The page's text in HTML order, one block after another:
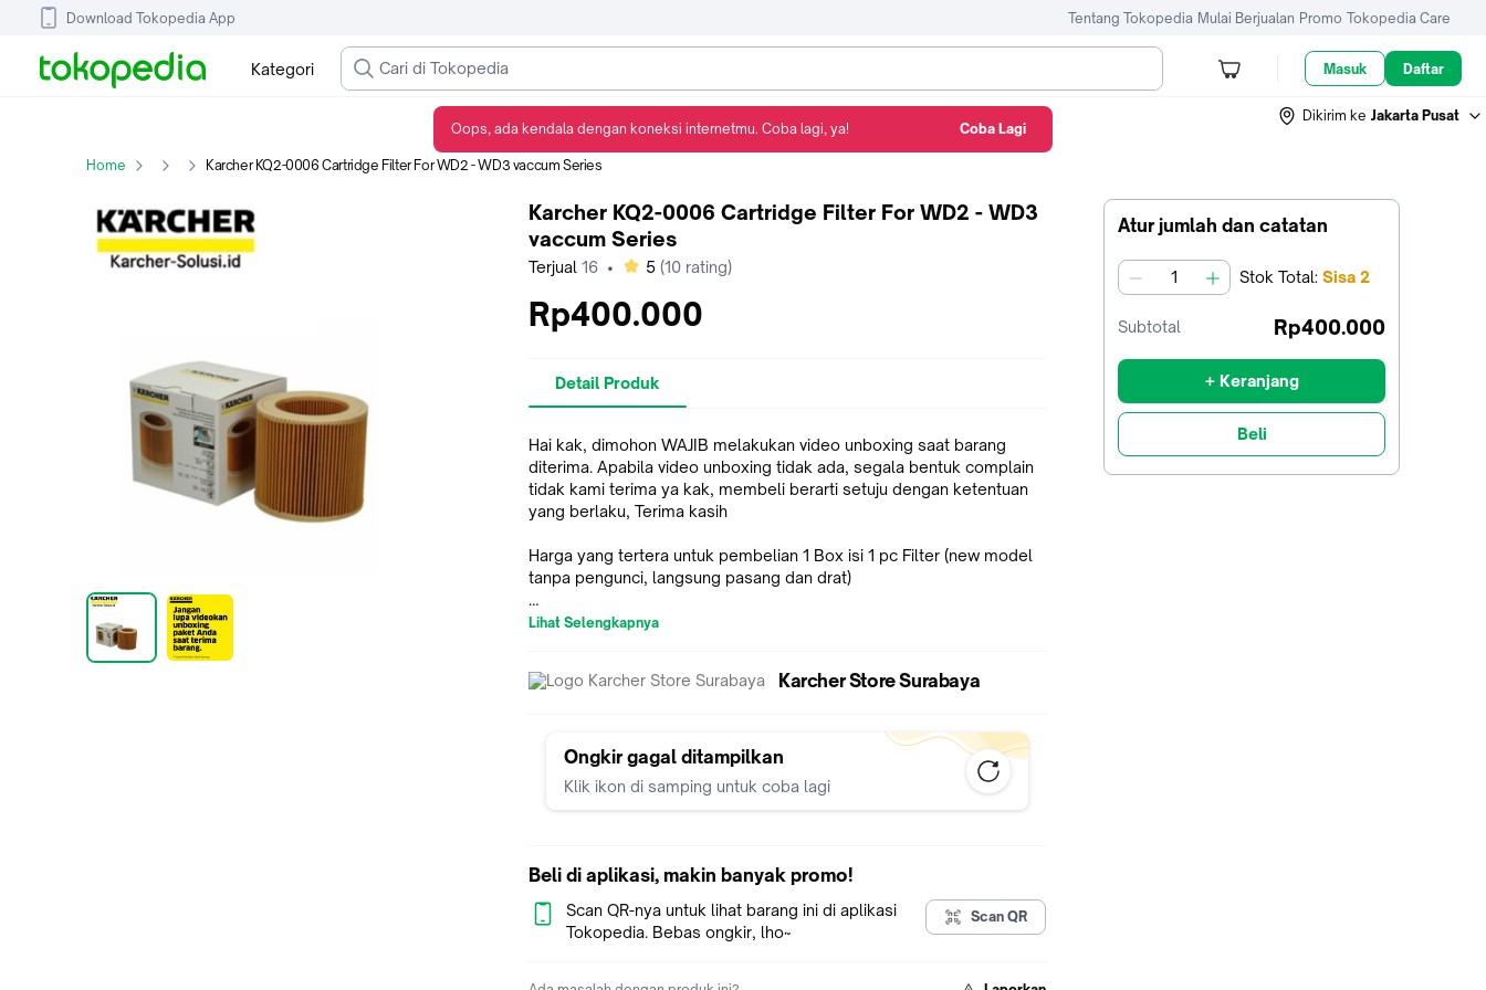
Download Tokopedia App Tentang Tokopedia Mulai Berjualan Promo Tokopedia Care
Kategori Masuk Daftar
Dikirim ke Jakarta Pusat
Home Karcher KQ2-0006 Cartridge Filter For WD2 - WD3 vaccum Series
Atur jumlah dan catatan
jumlah Stok Total: Sisa 2
Subtotal Rp400.000
+ Keranjang
Beli
Karcher KQ2-0006 Cartridge Filter For WD2 - WD3
vaccum Series
Terjual 16 • bintang
5 (10 rating)
Rp400.000
Detail Produk
Hai kak, dimohon WAJIB melakukan video unboxing saat barang
diterima. Apabila video unboxing tidak ada, segala bentuk complain
tidak kami terima ya kak, membeli berarti setuju dengan ketentuan
yang berlaku, Terima kasih
Harga yang tertera untuk pembelian 1 Box isi 1 pc Filter (new model
tanpa pengunci, langsung pasang dan drat)
dan kering tanpa penggantian filter. Saring dengan retensi debu
tinggi. Kotoran tidak memiliki peluang.
Keunggulan
- Tingkat retensi debu yang tinggi.
Pembelian accesories maupun parts tidak ada garansi
Lihat Selengkapnya
Karcher Store Surabaya
Ongkir gagal ditampilkan
Klik ikon di samping untuk coba lagi
Beli di aplikasi, makin banyak promo!
Scan QR-nya untuk lihat barang ini di aplikasi
Tokopedia. Bebas ongkir, lho~
Scan QR
Oops, ada kendala dengan koneksi internetmu. Coba lagi, ya! Coba Lagi